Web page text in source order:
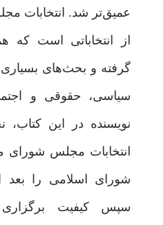
عمیق‌تر شد. انتخابات
از انتخاباتی است که
گرفته و بحث‌های
سیاسی، حقوقی و
نویسنده در این
انتخابات مجلس شورای
شورای اسلامی را بعد
سپس کیفیت برگزاری